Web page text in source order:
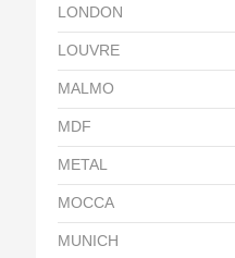
LONDON
LOUVRE
MALMO
MDF
METAL
MOCCA
MUNICH